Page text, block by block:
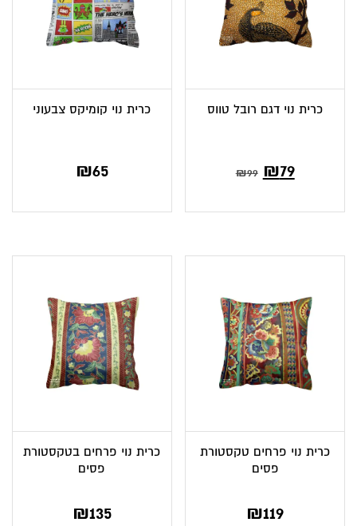
כרית נוי דגם רובל טווס
₪99 ₪79
כרית נוי קומיקס צבעוני
₪65
כרית נוי פרחים טקסטורת
פסים
₪119
כרית נוי פרחים בטקסטורת
פסים
₪135